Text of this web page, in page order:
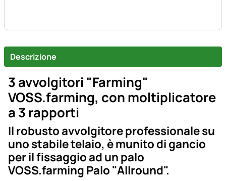
Descrizione
3 avvolgitori "Farming"
VOSS.farming, con moltiplicatore
a 3 rapporti
Il robusto avvolgitore professionale su
uno stabile telaio, è munito di gancio
per il fissaggio ad un palo
VOSS.farming Palo "Allround".